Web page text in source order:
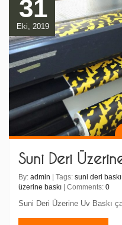
31
Eki, 2019
Suni Deri
By: admin | Tags: suni deri baskı
üzerine baskı | Comments: 0
Suni Deri Üzerine Uv Baskı